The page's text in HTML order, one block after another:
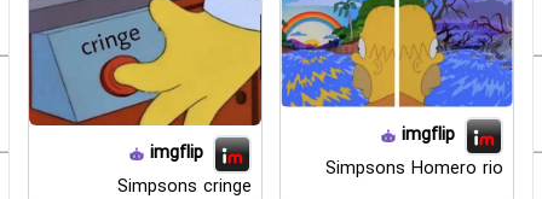
imgflip
Simpsons Homero rio
imgflip
Simpsons cringe